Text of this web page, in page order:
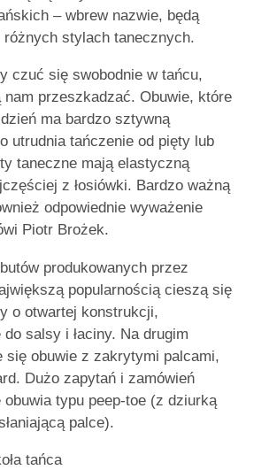
– wbrew nazwie, będą
różnych stylach tanecznych.
czuć się swobodnie w tańcu,
nam przeszkadzać. Obuwie, które
ma bardzo sztywną
utrudnia tańczenie od pięty lub
taneczne mają elastyczną
z łosiówki. Bardzo ważną
odpowiednie wyważenie
Piotr Brożek.
produkowanych przez
popularnością cieszą się
o otwartej konstrukcji,
salsy i łaciny. Na drugim
się obuwie z zakrytymi palcami,
Dużo zapytań i zamówień
typu peep-toe (z dziurką
palce).
tańca